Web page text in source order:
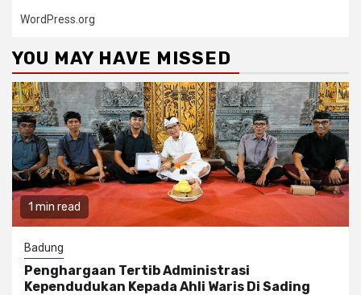
WordPress.org
YOU MAY HAVE MISSED
1 min read
Badung
Penghargaan Tertib Administrasi
Kependudukan Kepada Ahli Waris Di Sading